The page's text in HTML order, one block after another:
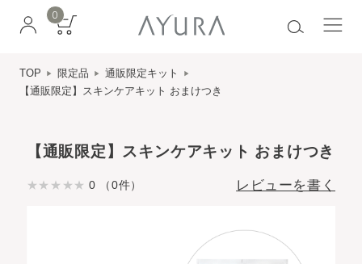
0
TOP 限定品
通販限定キット
【通販限定】スキンケアキット おまけつき
【通販限定】スキンケアキット おまけつき
0 （0件） レビューを書く